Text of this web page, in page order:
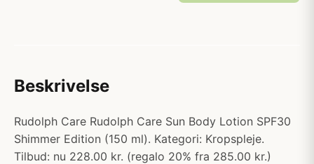
Beskrivelse
Rudolph Care Rudolph Care Sun Body Lotion SPF30
Shimmer Edition (150 ml). Kategori: Kropspleje.
Tilbud: nu 228.00 kr. (regalo 20% fra 285.00 kr.)